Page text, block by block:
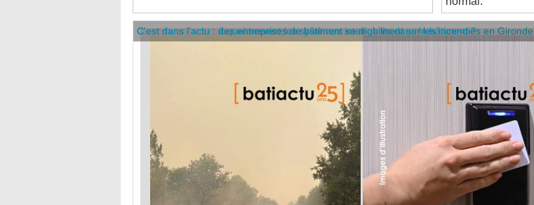
C'est dans l'actu : des entreprises de bâtiment se mobilisent sur les incendies en Gironde
C'est dans l'actu : à quoi servent les systèmes intelligents dans le bâtiment ?